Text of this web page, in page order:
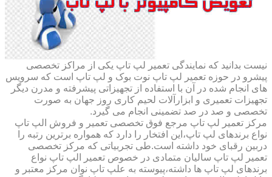
نیست بدانید که نمایندگی تعمیر لپ تاپ یکی از مراکز تخصصی
پیشرو در حوزه تعمیر لپ تاپ نوت بوک و لپ تاپ است که سرویس
های انجام شده در آن با استفاده از تجهیزاتی پیشرفته و مدرن دیگر
تجهیزات تعمیری و ابزارآلات لحیم کاری روز جهان به صورت
تخصصی و صد در صد تضمینی انجام می گیرد.
مرکز تعمیر لپ تاپ مرجع فوق تخصصی تعمیر و فروش الپ تاپ
نواع برندهای لپ تاپ،این افتخار را دارد که همواره برترین رتبه را
دربین رقبای خود داشته است.طی تجربیاتی که مرکز تخصصی
تعمیر لپ تاپ سالیان متمادی در خصوص تعمیر الپ تاپ نواع
برندهای لپ تاپ ها داشته،پیوسته به علپ تاپ نوان مرکز معتبر و